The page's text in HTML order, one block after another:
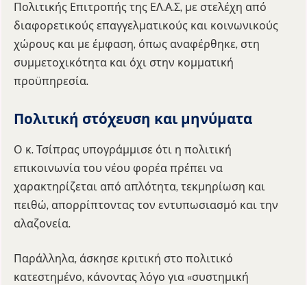
Πολιτικής Επιτροπής της ΕΛ.Α.Σ, με στελέχη από
διαφορετικούς επαγγελματικούς και κοινωνικούς
χώρους και με έμφαση, όπως αναφέρθηκε, στη
συμμετοχικότητα και όχι στην κομματική
προϋπηρεσία.
Πολιτική στόχευση και μηνύματα
Ο κ. Τσίπρας υπογράμμισε ότι η πολιτική
επικοινωνία του νέου φορέα πρέπει να
χαρακτηρίζεται από απλότητα, τεκμηρίωση και
πειθώ, απορρίπτοντας τον εντυπωσιασμό και την
αλαζονεία.
Παράλληλα, άσκησε κριτική στο πολιτικό
κατεστημένο, κάνοντας λόγο για «συστημική